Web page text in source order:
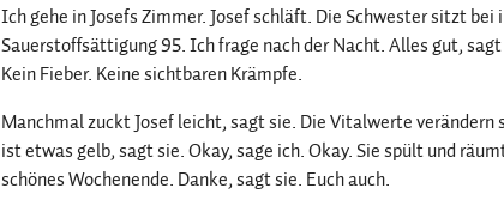
Ich gehe in Josefs Zimmer. Josef schläft. Die Schwester sitzt
Sauerstoffsättigung 95. Ich frage nach der Nacht. Alles gut,
Kein Fieber. Keine sichtbaren Krämpfe.
Manchmal zuckt Josef leicht, sagt sie. Die Vitalwerte verändern
ist etwas gelb, sagt sie. Okay, sage ich. Okay. Sie spült und
schönes Wochenende. Danke, sagt sie. Euch auch.